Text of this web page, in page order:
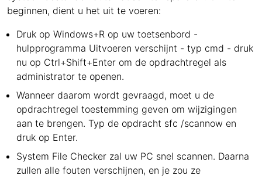
beginnen, dient u het uit te voeren:
Druk op Windows+R op uw toetsenbord -
hulpprogramma Uitvoeren verschijnt - typ cmd - druk
nu op Ctrl+Shift+Enter om de opdrachtregel als
administrator te openen.
Wanneer daarom wordt gevraagd, moet u de
opdrachtregel toestemming geven om wijzigingen
aan te brengen. Typ de opdracht sfc /scannow en
druk op Enter.
System File Checker zal uw PC snel scannen. Daarna
zullen alle fouten verschijnen, en je zou ze